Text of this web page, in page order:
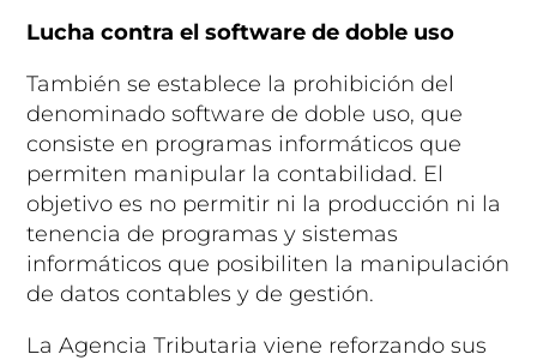
Lucha contra el software de doble uso
También se establece la prohibición del
denominado software de doble uso, que
consiste en programas informáticos que
permiten manipular la contabilidad. El
objetivo es no permitir ni la producción ni la
tenencia de programas y sistemas
informáticos que posibiliten la manipulación
de datos contables y de gestión.
La Agencia Tributaria viene reforzando sus